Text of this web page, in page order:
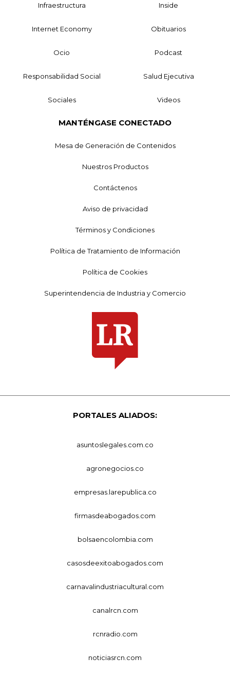
Infraestructura Inside
Internet Economy Obituarios
Ocio Podcast
Responsabilidad Social Salud Ejecutiva
Sociales Videos
MANTÉNGASE CONECTADO
Mesa de Generación de Contenidos
Nuestros Productos
Contáctenos
Aviso de privacidad
Términos y Condiciones
Política de Tratamiento de Información
Política de Cookies
Superintendencia de Industria y Comercio
PORTALES ALIADOS:
asuntoslegales.com.co
agronegocios.co
empresas.larepublica.co
firmasdeabogados.com
bolsaencolombia.com
casosdeexitoabogados.com
carnavalindustriacultural.com
canalrcn.com
rcnradio.com
noticiasrcn.com